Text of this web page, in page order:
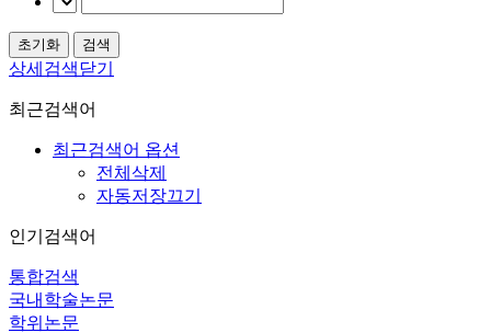
상세검색닫기
최근검색어
최근검색어 옵션
전체삭제
자동저장끄기
인기검색어
통합검색
국내학술논문
학위논문